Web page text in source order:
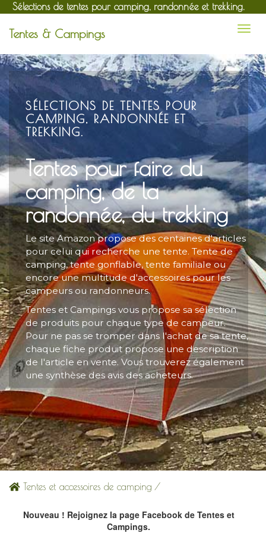
Sélections de tentes pour camping, randonnée et trekking.
Tentes & Campings
SÉLECTIONS DE TENTES POUR
CAMPING, RANDONNÉE ET
TREKKING.
Tentes pour faire du
camping, de la
randonnée, du trekking
Le site Amazon propose des centaines d'articles
pour celui qui recherche une tente. Tente de
camping, tente gonflable, tente familiale ou
encore une multitude d'accessoires pour les
campeurs ou randonneurs.
Tentes et Campings vous propose sa sélection
de produits pour chaque type de campeur.
Pour ne pas se tromper dans l'achat de sa tente,
chaque fiche produit propose une description
de l'article en vente. Vous trouverez également
une synthèse des avis des acheteurs.
Tentes et accessoires de camping /
Nouveau ! Rejoignez la page Facebook de Tentes et
Campings.